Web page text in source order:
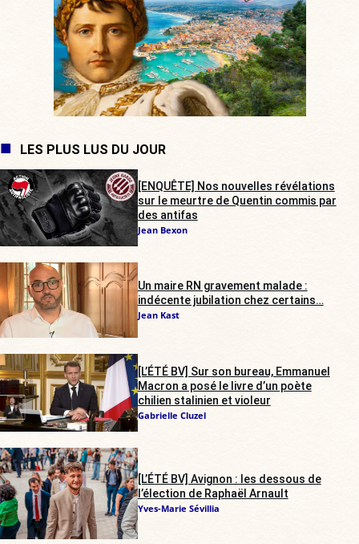
LES PLUS LUS DU JOUR
[ENQUÊTE] Nos nouvelles révélations
sur le meurtre de Quentin commis par
des antifas
Jean Bexon
Un maire RN gravement malade :
indécente jubilation chez certains…
Jean Kast
[L’ÉTÉ BV] Sur son bureau, Emmanuel
Macron a posé le livre d’un poète
chilien stalinien et violeur
Gabrielle Cluzel
[L’ÉTÉ BV] Avignon : les dessous de
l’élection de Raphaël Arnault
Yves-Marie Sévillia